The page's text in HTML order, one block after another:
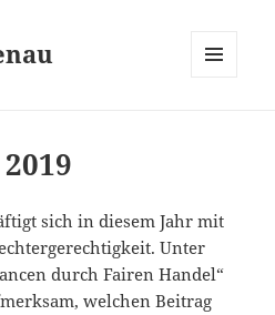
sich in diesem Jahr mit
Unter
durch Fairen Handel“
welchen Beitrag